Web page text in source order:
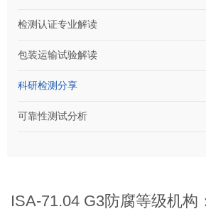
检测认证专业解读
包装运输试验解读
科研检测分享
可靠性测试分析
ISA-71.04 G3防腐等级机构